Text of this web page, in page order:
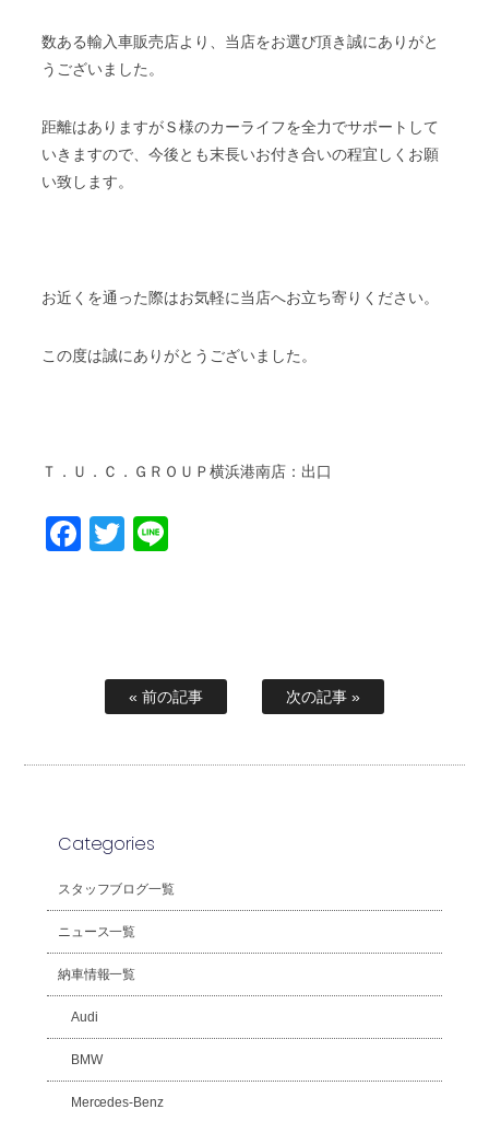
数ある輸入車販売店より、当店をお選び頂き誠にありがと
うございました。
距離はありますがＳ様のカーライフを全力でサポートして
いきますので、今後とも末長いお付き合いの程宜しくお願
い致します。
お近くを通った際はお気軽に当店へお立ち寄りください。
この度は誠にありがとうございました。
Ｔ．Ｕ．Ｃ．ＧＲＯＵＰ横浜港南店：出口
Facebook
Twitter
« 前の記事 次の記事 »
Categories
スタッフブログ一覧
ニュース一覧
納車情報一覧
Audi
BMW
Mercedes-Benz